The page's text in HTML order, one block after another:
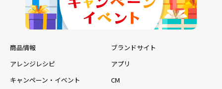
商品情報
ブランドサイト
アレンジレシピ
アプリ
キャンペーン・イベント
CM